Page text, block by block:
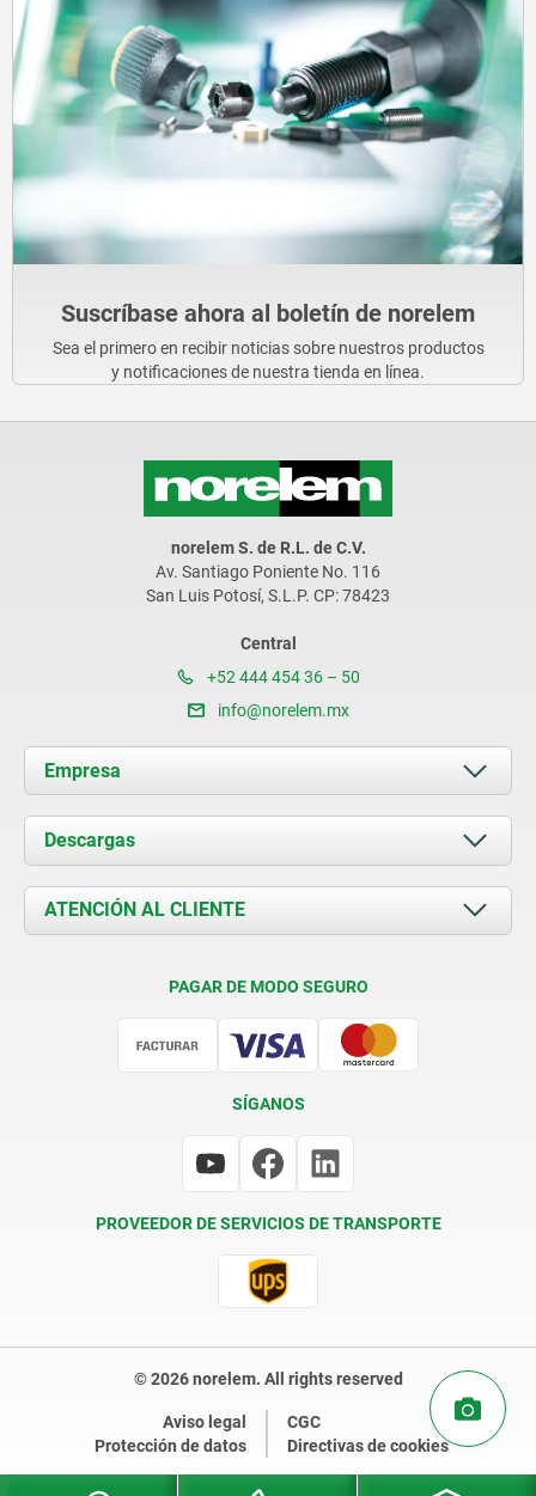
Suscríbase ahora al boletín de norelem
Sea el primero en recibir noticias sobre nuestros productos
y notificaciones de nuestra tienda en línea.
norelem S. de R.L. de C.V.
Av. Santiago Poniente No. 116
San Luis Potosí, S.L.P. CP: 78423
Central
+52 444 454 36 – 50
info@norelem.mx
Empresa
Acerca de nosotros
Novedades
Contacto
Descargas
Documents
ATENCIÓN AL CLIENTE
PAGAR DE MODO SEGURO
SÍGANOS
PROVEEDOR DE SERVICIOS DE TRANSPORTE
© 2026 norelem. All rights reserved
Aviso legal
CGC
Protección de datos
Directivas de cookies